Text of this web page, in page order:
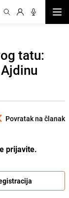
tatu:
Povratak na članak
prijavite.